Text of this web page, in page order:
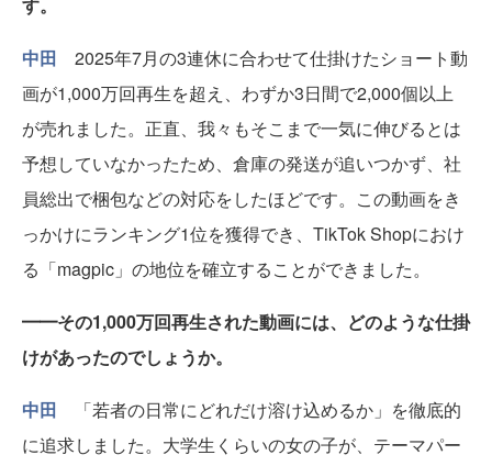
中田 2025年7月の3連休に合わせて仕掛けたショート動
画が1,000万回再生を超え、わずか3日間で2,000個以上
が売れました。正直、我々もそこまで一気に伸びるとは
予想していなかったため、倉庫の発送が追いつかず、社
員総出で梱包などの対応をしたほどです。この動画をき
っかけにランキング1位を獲得でき、TikTok Shopにおけ
る「magpic」の地位を確立することができました。
━━その1,000万回再生された動画には、どのような仕掛
けがあったのでしょうか。
中田
「若者の日常にどれだけ溶け込めるか」を徹底的
に追求しました。大学生くらいの女の子が、テーマパー